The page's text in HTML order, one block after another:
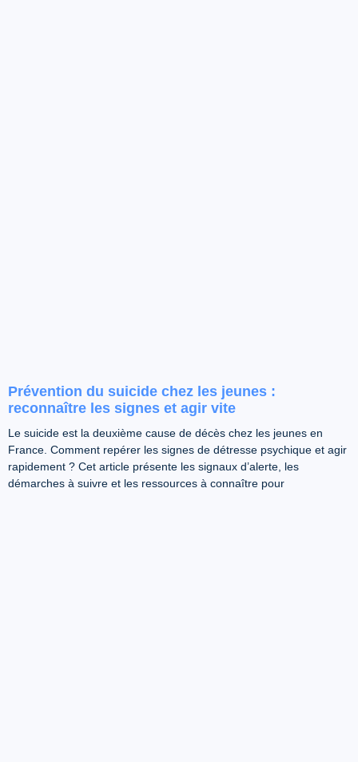
Prévention du suicide chez les jeunes :
reconnaître les signes et agir vite
Le suicide est la deuxième cause de décès chez les jeunes en
France. Comment repérer les signes de détresse psychique et agir
rapidement ? Cet article présente les signaux d’alerte, les
démarches à suivre et les ressources à connaître pour